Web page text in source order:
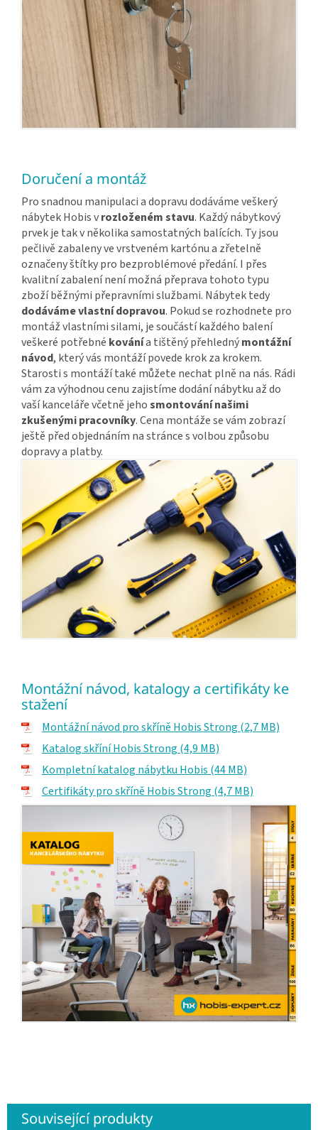
Související produkty
Doručení a montáž
Pro snadnou manipulaci a dopravu dodáváme veškerý
nábytek Hobis vrozloženém stavu. Každý nábytkový
prvek je tak v několika samostatných balících. Ty jsou
pečlivě zabaleny ve vrstveném kartónu a zřetelně
označeny štítky pro bezproblémové předání. I přes
kvalitní zabalení není možná přeprava tohoto typu
zboží běžnými přepravními službami. Nábytek tedy
dodáváme vlastní dopravou. Pokud se rozhodnete pro
montáž vlastními silami, je součástí každého balení
veškeré potřebné kovánía tištěný přehlednýmontážní
návod, který vás montáží povede krok za krokem.
Starosti s montáží také můžete nechat plně na nás. Rádi
vám za výhodnou cenu zajistíme dodání nábytku až do
vaší kanceláře včetně jehosmontování našimi
zkušenými pracovníky. Cena montáže se vám zobrazí
ještě před objednáním na stránce s volbou způsobu
dopravy a platby.
Montážní návod, katalogy a certifikáty ke
stažení
Montážní návod pro skříně Hobis Strong (2,7 MB)
Katalog skříní Hobis Strong (4,9 MB)
Kompletní katalog nábytku Hobis (44 MB)
Certifikáty pro skříně Hobis Strong (4,7 MB)